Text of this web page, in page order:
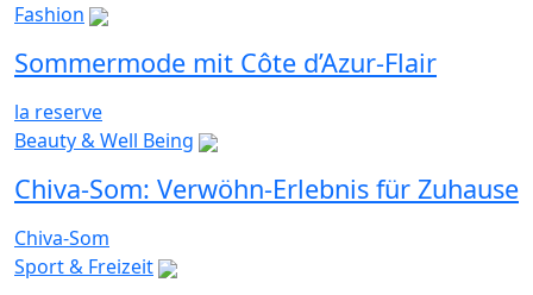
Fashion
Sommermode mit Côte d’Azur-Flair
la reserve
Beauty & Well Being
Chiva-Som: Verwöhn-Erlebnis für Zuhause
Chiva-Som
Sport & Freizeit